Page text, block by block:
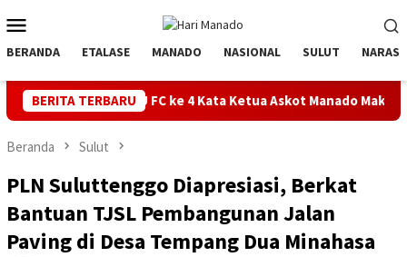
ke
kontenMobile
BERANDA ETALASE MANADO NASIONAL SULUT NARASI
BERITA TERBARU
BU FC ke 4 Kata Ketua Askot Manado Makin Inovatif, Banyak
Beranda Sulut
PLN Suluttenggo Diapresiasi, Berkat
Bantuan TJSL Pembangunan Jalan
Paving di Desa Tempang Dua Minahasa